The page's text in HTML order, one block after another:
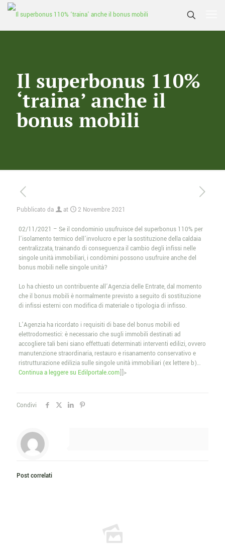
Il superbonus 110%
‘traina’ anche il
bonus mobili
Pubblicato da at 2 Novembre 2021
02/11/2021 – Se il condominio usufruisce del superbonus 110% per
l’isolamento termico dell’involucro e per la sostituzione della caldaia
centralizzata, trainando di conseguenza il cambio degli infissi nelle
singole unità immobiliari, i condòmini possono usufruire anche del
bonus mobili nelle singole unità?
Lo ha chiesto un contribuente all’Agenzia delle Entrate, dal momento
che il bonus mobili è normalmente previsto a seguito di sostituzione
di infissi esterni con modifica di materiale o tipologia di infisso.
L’Agenzia ha ricordato i requisiti di base del bonus mobili ed
elettrodomestici: è necessario che sugli immobili destinati ad
accogliere tali beni siano effettuati determinati interventi edilizi, ovvero
manutenzione straordinaria, restauro e risanamento conservativo e
ristrutturazione edilizia sulle singole unità immobiliari (ex lettere b)…
Continua a leggere su Edilportale.com]]>
Condivi
Post correlati